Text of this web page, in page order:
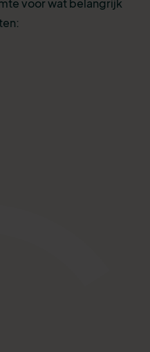
voor wat belangrijk